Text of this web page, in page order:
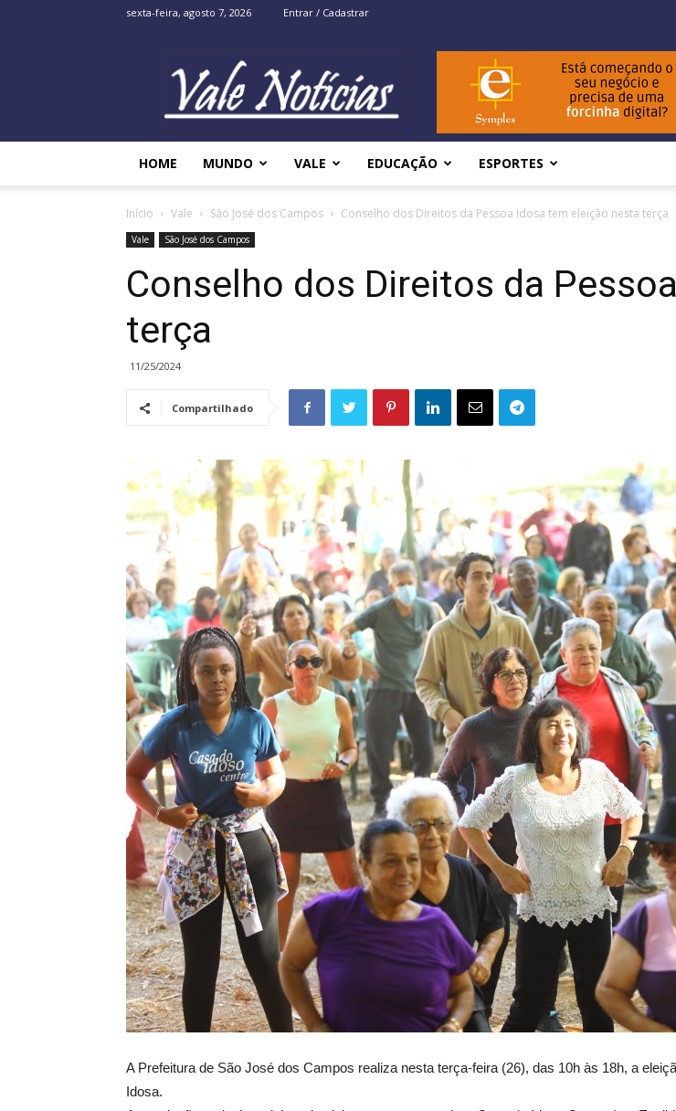
sexta-feira, agosto 7, 2026 Entrar / Cadastrar
Noticias
HOME MUNDO VALE EDUCAÇÃO ESPORTES
Início Vale São José dos Campos Conselho dos Direitos da Pessoa Idosa tem eleição nesta terça
Vale São José dos Campos
Conselho dos Direitos da
terça
11/25/2024
Compartilhado
A Prefeitura de São José dos Campos realiza nesta terça-feira (26), das 10h às 18h, a
Idosa.